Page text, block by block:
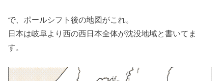
で、ポールシフト後の地図がこれ。
日本は岐阜より西の西日本全体が沈没地域と書いてま
す。